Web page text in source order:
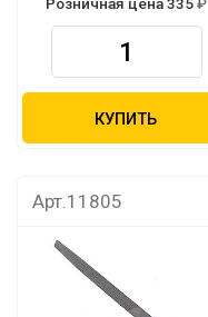
Розничная цена 335
КУПИТЬ
Арт.11805